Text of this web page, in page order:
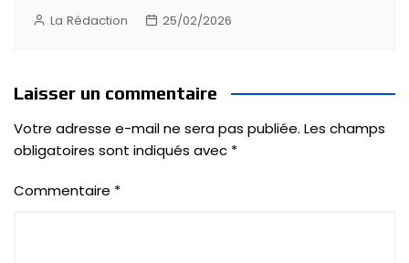
La Rédaction 25/02/2026
Laisser un commentaire
Votre adresse e-mail ne sera pas publiée. Les champs
obligatoires sont indiqués avec *
Commentaire *